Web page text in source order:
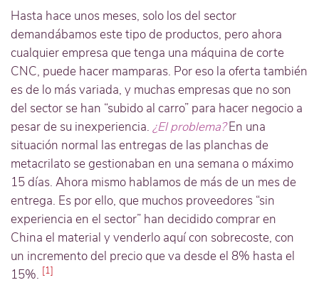
Hasta hace unos meses, solo los del sector
demandábamos este tipo de productos, pero ahora
cualquier empresa que tenga una máquina de corte
CNC, puede hacer mamparas. Por eso la oferta también
es de lo más variada, y muchas empresas que no son
del sector se han “subido al carro” para hacer negocio a
pesar de su inexperiencia. ¿El problema?En una
situación normal las entregas de las planchas de
metacrilato se gestionaban en una semana o máximo
15 días. Ahora mismo hablamos de más de un mes de
entrega. Es por ello, que muchos proveedores “sin
experiencia en el sector” han decidido comprar en
China el material y venderlo aquí con sobrecoste, con
un incremento del precio que va desde el 8% hasta el
15%. [1]